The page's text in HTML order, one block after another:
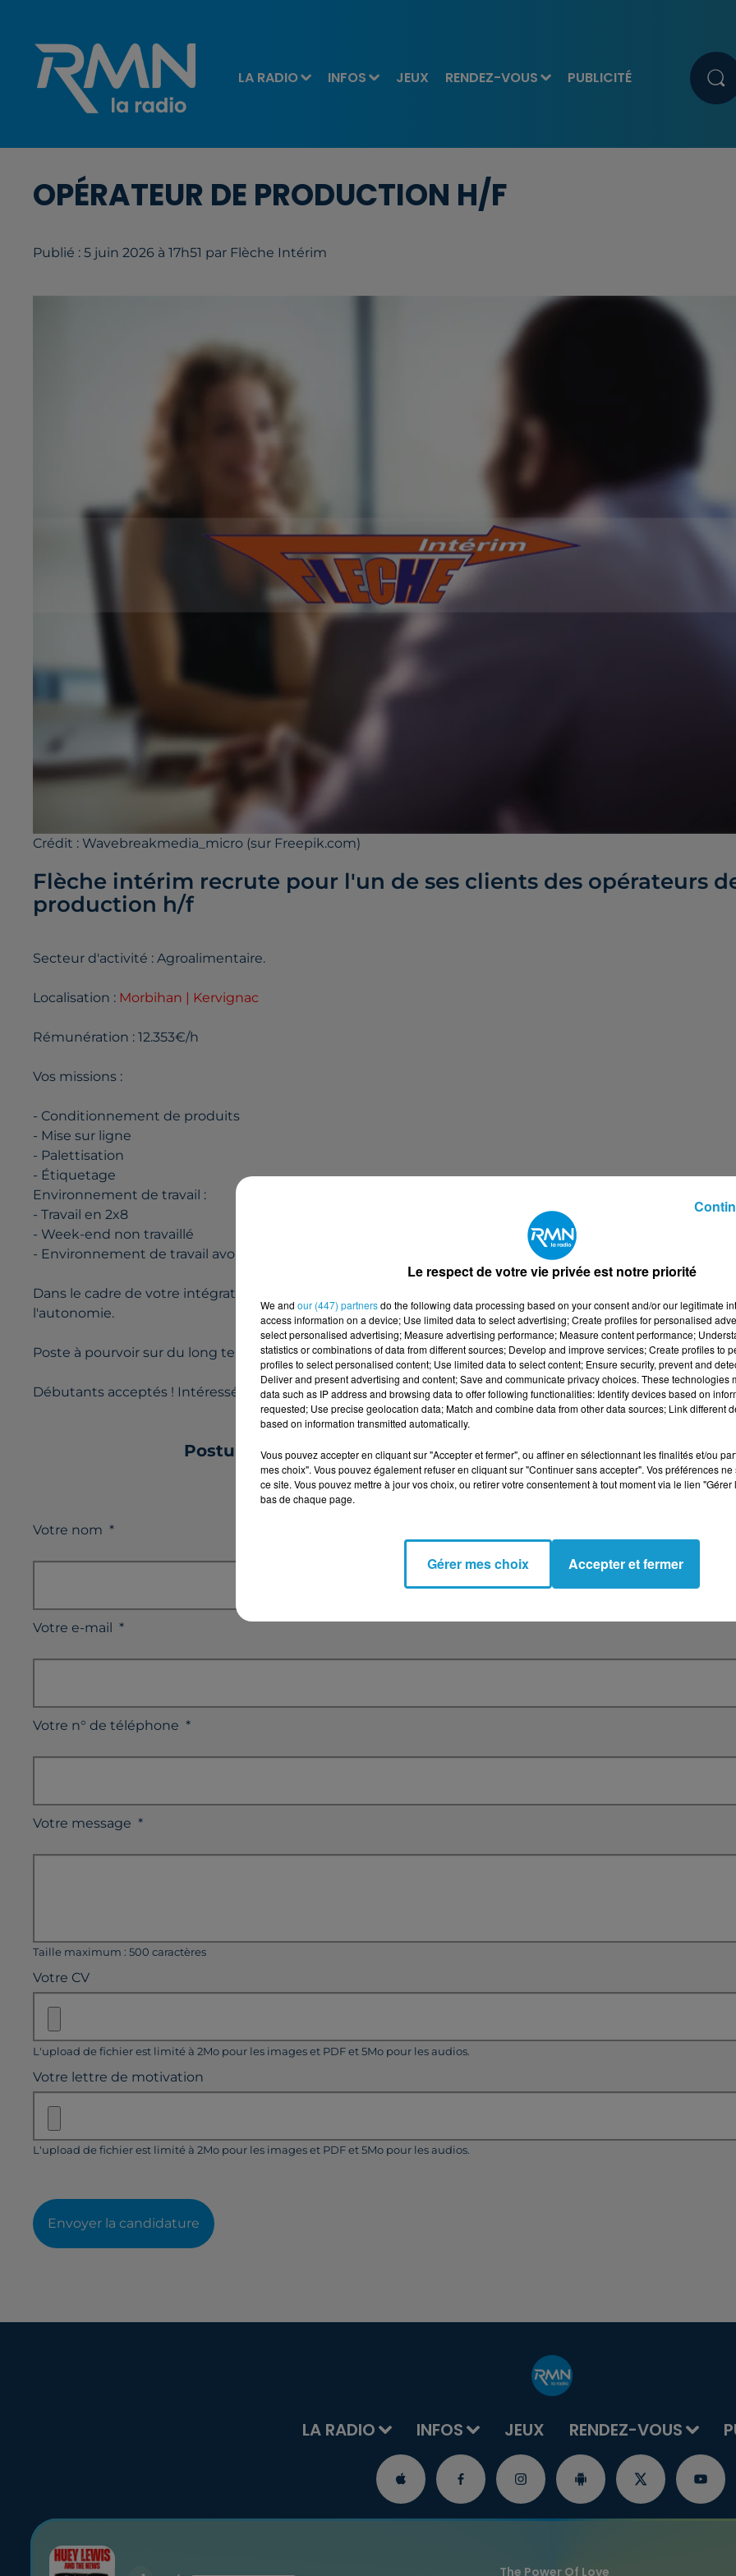
LA RADIO INFOS JEUX RENDEZ-VOUS PUBLICITÉ
OPÉRATEUR DE PRODUCTION H/F
Publié : 5 juin 2026 à 17h51 par Flèche Intérim
Crédit : Wavebreakmedia_micro (sur Freepik.com)
Flèche intérim recrute pour l'un de ses clients des opérateurs
production h/f
Secteur d'activité : Agroalimentaire.
Localisation : Morbihan | Kervignac
Rémunération : 12.353€/h
Vos missions :
- Conditionnement de produits
- Mise sur ligne
- Palettisation
- Étiquetage
Environnement de travail :
- Travail en 2x8
- Week-end non travaillé
- Environnement de travail avoisinant 7 degrés
Dans le cadre de votre intégration, un référent vous accompagnera dans le but de vous amener vers
l'autonomie.
Poste à pourvoir sur du long terme
Débutants acceptés ! Intéressé(e) ? Appelez Flèche Intérim Baud au 02 30 20 01 50
Postulez à l'offre : Opérateur de production H/F
Votre nom *
Votre e-mail *
Votre n° de téléphone *
Votre message *
Taille maximum : 500 caractères
Votre CV
L'upload de fichier est limité à 2Mo pour les images et PDF et 5Mo pour les audios.
Votre lettre de motivation
L'upload de fichier est limité à 2Mo pour les images et PDF et 5Mo pour les audios.
Envoyer la candidature
LA RADIO INFOS JEUX RENDEZ-VOUS
The Power Of Love
Le respect de votre vie privée est notre priorité
We and our (447) partnersdo the following data processing based on your consent and/or our legitimate
access information on a device; Use limited data to select advertising; Create profiles for personalised
select personalised advertising; Measure advertising performance; Measure content performance;
statistics or combinations of data from different sources; Develop and improve services; Create profiles to
profiles to select personalised content; Use limited data to select content; Ensure security, prevent and
Deliver and present advertising and content; Save and communicate privacy choices. These technologies
data such as IP address and browsing data to offer following functionalities: Identify devices based on
requested; Use precise geolocation data; Match and combine data from other data sources; Link different
based on information transmitted automatically.
Vous pouvez accepter en cliquant sur "Accepter et fermer", ou affiner en sélectionnant les finalités et/ou
mes choix". Vous pouvez également refuser en cliquant sur "Continuer sans accepter". Vos préférences
ce site. Vous pouvez mettre à jour vos choix, ou retirer votre consentement à tout moment via le lien
bas de chaque page.
Gérer mes choix Accepter et fermer